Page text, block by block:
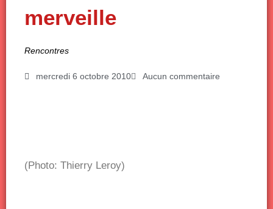
merveille
Rencontres
mercredi 6 octobre 2010 Aucun commentaire
(Photo: Thierry Leroy)